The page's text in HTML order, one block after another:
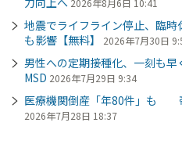
地震でライフライン停止、臨
も影響【無料】
2026年7月30日
男性への定期接種化、一刻も
MSD 2026年7月29日 9:34
医療機関倒産「年80件」も
2026年7月28日 18:37